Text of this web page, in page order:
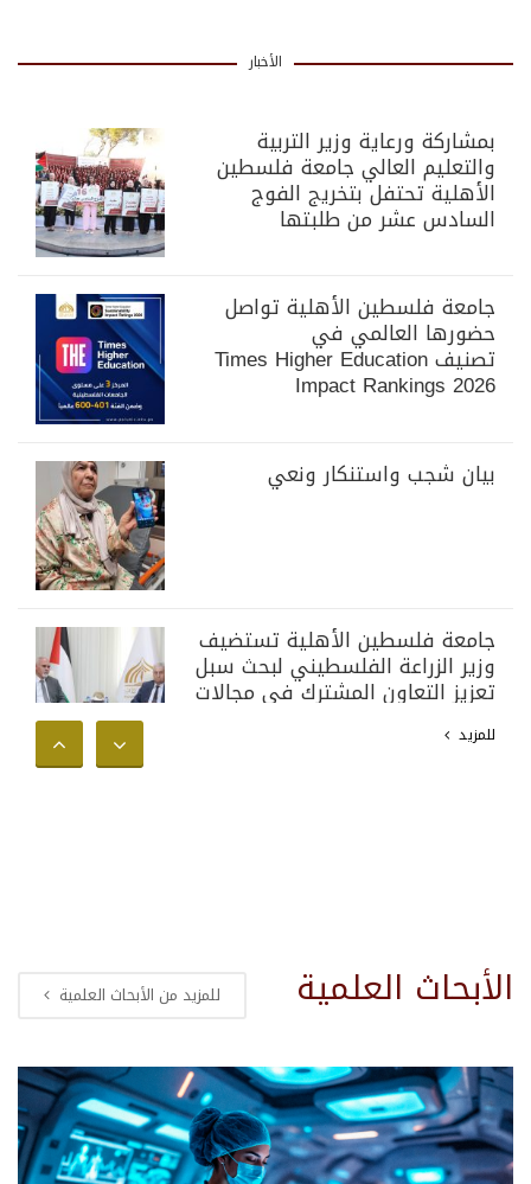
الأخبار
بمشاركة ورعاية وزير التربية
والتعليم العالي جامعة فلسطين
الأهلية تحتفل بتخريج الفوج
السادس عشر من طلبتها
جامعة فلسطين الأهلية تواصل
حضورها العالمي في
تصنيف Times Higher Education
Impact Rankings 2026
بيان شجب واستنكار ونعي
جامعة فلسطين الأهلية تستضيف
وزير الزراعة الفلسطيني لبحث سبل
تعزيز التعاون المشترك في مجالات
المجتمع الفلسطيني
للمزيد
الأبحاث العلمية للمزيد من الأبحاث العلمية